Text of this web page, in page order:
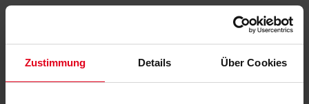
Zustimmung Details Über Cookies